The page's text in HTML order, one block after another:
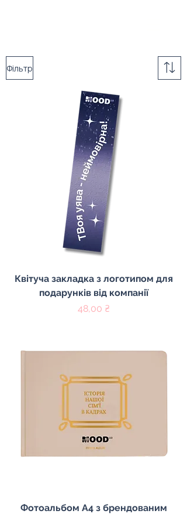
Фільтр
Квітуча закладка з логотипом для
подарунків від компанії
Ціна
48,00 ₴
Фотоальбом A4 з брендованим